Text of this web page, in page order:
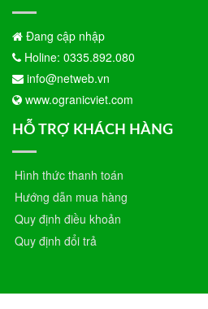
Đang cập nhập
Holine: 0335.892.080
info@netweb.vn
www.ogranicviet.com
HỖ TRỢ KHÁCH HÀNG
Hình thức thanh toán
Hướng dẫn mua hàng
Quy định điều khoản
Quy định đổi trả